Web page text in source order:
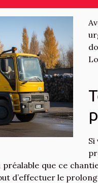
que ce
d’effectuer le